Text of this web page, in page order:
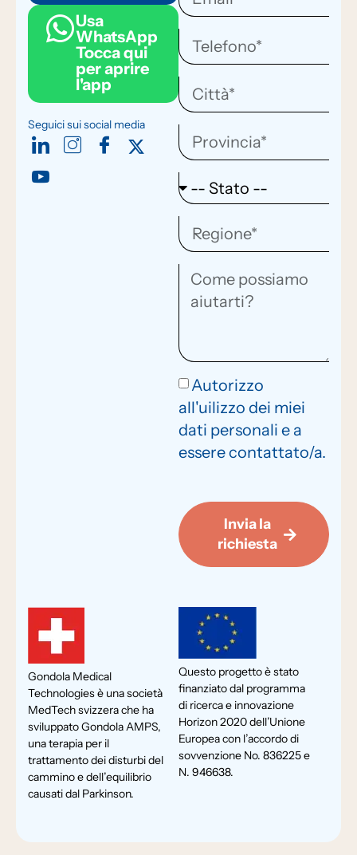
Usa
WhatsApp
Tocca qui
per aprire
l'app
Seguici sui social media
Autorizzo
all'uilizzo dei miei
dati personali e a
essere contattato/a.
Invia la
richiesta
Gondola Medical
Technologies è una società
MedTech svizzera che ha
sviluppato Gondola AMPS,
una terapia per il
trattamento dei disturbi del
cammino e dell’equilibrio
causati dal Parkinson.
Questo progetto è stato
finanziato dal programma
di ricerca e innovazione
Horizon 2020 dell’Unione
Europea con l’accordo di
sovvenzione No. 836225 e
N. 946638.